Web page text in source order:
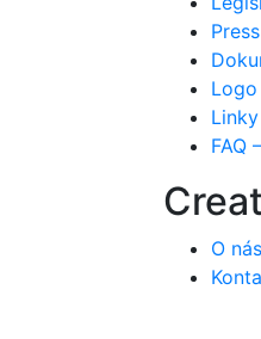
Press
Logo
Linky
FAQ
O nás